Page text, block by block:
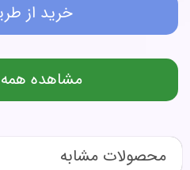
خرید از
مشاهده
محصولات مشابه